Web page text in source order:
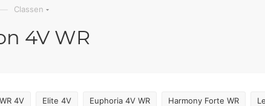
Classen
4V WR
4V Elite 4V Euphoria 4V WR Harmony Forte WR